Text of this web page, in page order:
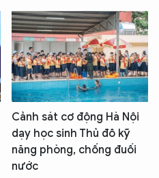
Cảnh sát cơ động Hà Nội
dạy học sinh Thủ đô kỹ
năng phòng, chống đuối
nước